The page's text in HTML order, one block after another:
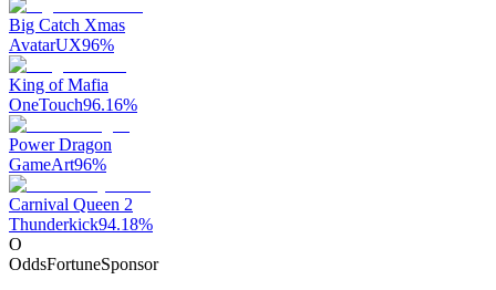
Big Catch Xmas
AvatarUX96%
King of Mafia
OneTouch96.16%
Power Dragon
GameArt96%
Carnival Queen 2
Thunderkick94.18%
O
OddsFortuneSponsor